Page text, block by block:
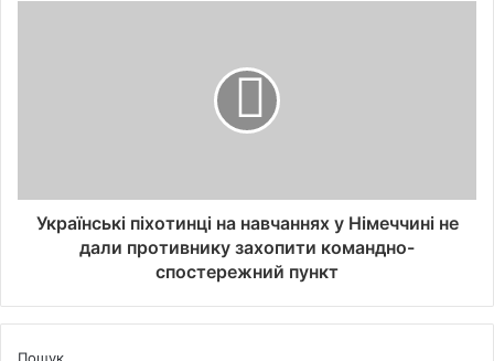
Українські піхотинці на навчаннях у Німеччині не
дали противнику захопити командно-
спостережний пункт